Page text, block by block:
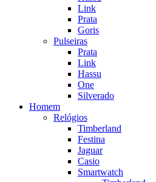
Link
Prata
Goris
Pulseiras
Prata
Link
Hassu
One
Silverado
Homem
Relógios
Timberland
Festina
Jaguar
Casio
Smartwatch